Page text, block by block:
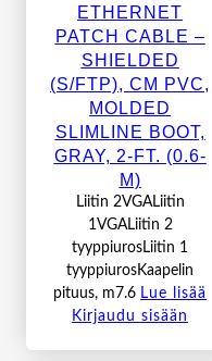
ETHERNET
PATCH CABLE –
SHIELDED
(S/FTP), CM PVC,
MOLDED
SLIMLINE BOOT,
GRAY, 2-FT. (0.6-
M)
Liitin 2VGALiitin
1VGALiitin 2
tyyppiurosLiitin 1
tyyppiurosKaapelin
pituus, m7.6 Lue lisää
Kirjaudu sisään